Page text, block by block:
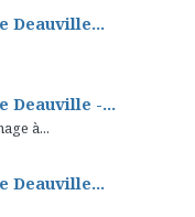
Deauville...
Deauville -...
à...
Deauville...